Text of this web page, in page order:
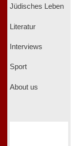
Jüdisches Leben
Literatur
Interviews
Sport
About us